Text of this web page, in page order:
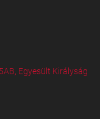
Egyesült Királyság